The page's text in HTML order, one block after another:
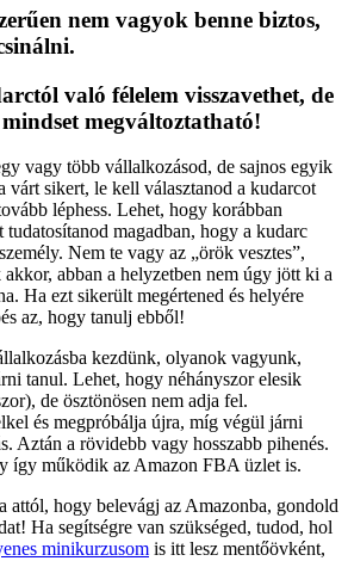
nem vagyok benne biztos,
való félelem visszavethet, de
megváltoztatható!
vagy több vállalkozásod, de sajnos egyik
várt sikert, le kell választanod a kudarcot
léphess. Lehet, hogy korábban
tudatosítanod magadban, hogy a kudarc
Nem te vagy az „örök vesztes”,
akkor, abban a helyzetben nem úgy jött ki a
Ha ezt sikerült megértened és helyére
az, hogy tanulj ebből!
kezdünk, olyanok vagyunk,
tanul. Lehet, hogy néhányszor elesik
de ösztönösen nem adja fel.
és megpróbálja újra, míg végül járni
Aztán a rövidebb vagy hosszabb pihenés.
így működik az Amazon FBA üzlet is.
attól, hogy belevágj az Amazonba, gondold
Ha segítségre van szükséged, tudod, hol
minikurzusom is itt lesz mentőövként,